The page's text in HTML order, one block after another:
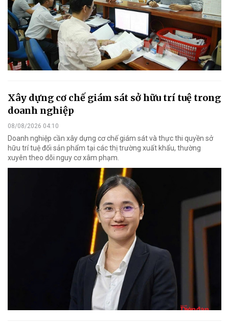
Xây dựng cơ chế giám sát sở hữu trí tuệ trong
doanh nghiệp
08/08/2026 04:10
Doanh nghiệp cần xây dựng cơ chế giám sát và thực thi quyền sở
hữu trí tuệ đối sản phẩm tại các thị trường xuất khẩu, thường
xuyên theo dõi nguy cơ xâm phạm.